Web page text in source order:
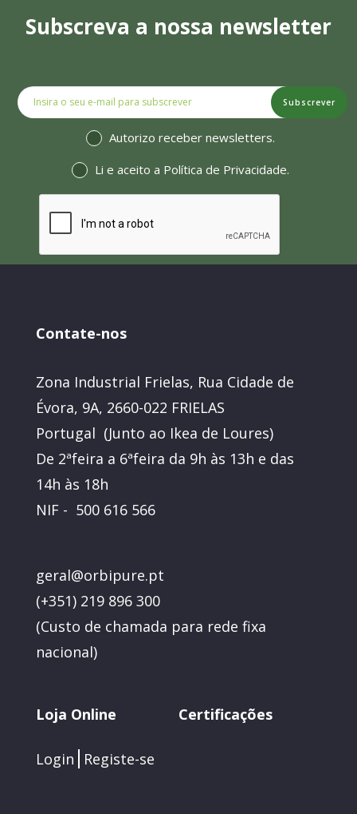
Subscreva a nossa newsletter
Subscrever
Autorizo receber newsletters.
Li e aceito a Política de Privacidade.
Contate-nos
Zona Industrial Frielas, Rua Cidade de
Évora, 9A, 2660-022 FRIELAS
Portugal (Junto ao Ikea de Loures)
De 2ªfeira a 6ªfeira da 9h às 13h e das
14h às 18h
NIF - 500 616 566
geral@orbipure.pt
(+351) 219 896 300
(Custo de chamada para rede fixa
nacional)
Loja Online
Login Registe-se
Certificações